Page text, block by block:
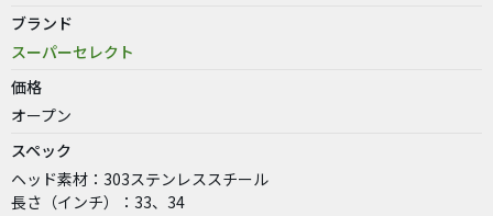
ブランド
スーパーセレクト
価格
オープン
スペック
ヘッド素材：303ステンレススチール
長さ（インチ）：33、34